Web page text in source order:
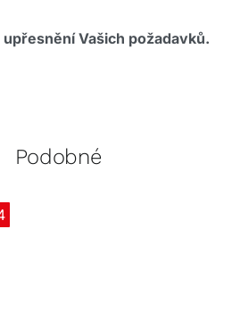
Vašich požadavků.
Podobné